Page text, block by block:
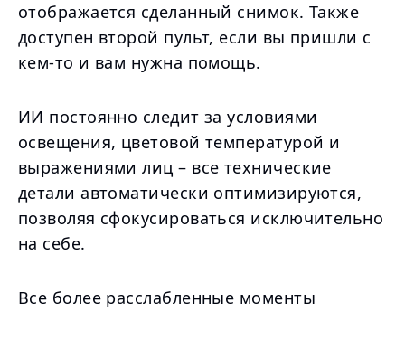
отображается сделанный снимок. Также
доступен второй пульт, если вы пришли с
кем-то и вам нужна помощь.
ИИ постоянно следит за условиями
освещения, цветовой температурой и
выражениями лиц – все технические
детали автоматически оптимизируются,
позволяя сфокусироваться исключительно
на себе.
Все более расслабленные моменты